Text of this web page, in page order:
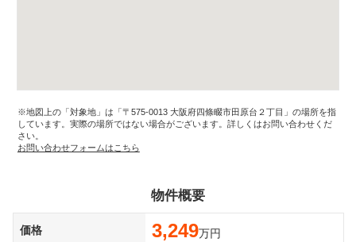
※地図上の「対象地」は「〒575-0013 大阪府四條畷市田原台２丁目」の場所を指
しています。実際の場所ではない場合がございます。詳しくはお問い合わせくだ
さい。
お問い合わせフォームはこちら
物件概要
価格 3,249万円